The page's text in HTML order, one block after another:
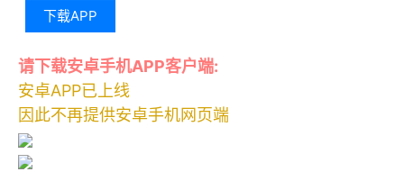
下载APP
请下载安卓手机APP客户端:
安卓APP已上线
因此不再提供安卓手机网页端